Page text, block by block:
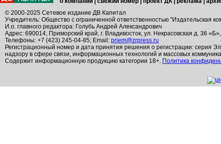
© 2000-2025 Сетевое издание ДВ Капитал
Учредитель: Общество с ограниченной ответственностью "Издательская
И.о. главного редактора: Голубь Андрей Александрович
Адрес: 690014, Приморский край, г. Владивосток, ул. Некрасовская д. 36
Телефоны: +7 (423) 245-04-85; Email: priem@zrpress.ru
Регистрационный номер и дата принятия решения о регистрации: серия
надзору в сфере связи, информационных технологий и массовых
Содержит информационную продукцию категории 18+. Политика